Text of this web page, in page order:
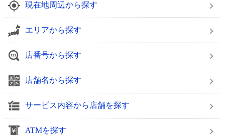
現在地周辺から探す
エリアから探す
店番号から探す
店舗名から探す
サービス内容から店舗を探す
ATMを探す